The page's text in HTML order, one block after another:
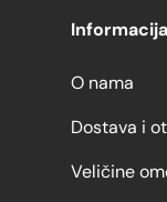
Informacija
O nama
Dostava i
Veličine